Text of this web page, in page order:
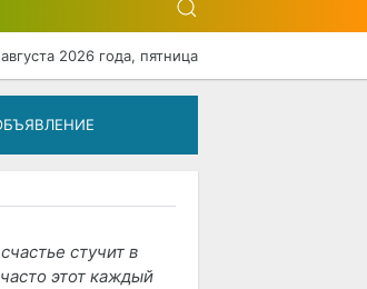
2026 года, пятница
стучит в
этот каждый